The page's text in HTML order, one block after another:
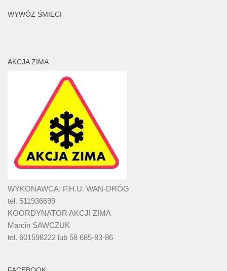
WYWÓZ ŚMIECI
AKCJA ZIMA
WYKONAWCA: P.H.U. WAN-DRÓG
tel. 511936699
KOORDYNATOR AKCJI ZIMA
Marcin SAWCZUK
tel. 601598222 lub 58 685-83-86